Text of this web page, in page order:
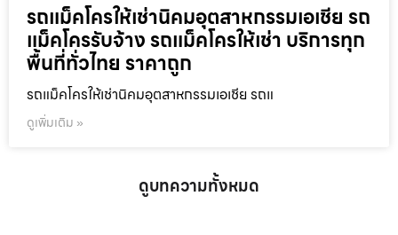
รถแม็คโครให้เช่านิคมอุตสาหกรรมเอเชีย รถ
แม็คโครรับจ้าง รถแม็คโครให้เช่า บริการทุก
พื้นที่ทั่วไทย ราคาถูก
รถแม็คโครให้เช่านิคมอุตสาหกรรมเอเชีย รถแ
ดูเพิ่มเติม »
ดูบทความทั้งหมด